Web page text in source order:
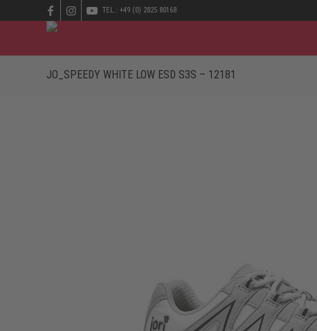
TEL.: +49 (0) 2825 80168
JO_SPEEDY WHITE LOW ESD S3S – 12181